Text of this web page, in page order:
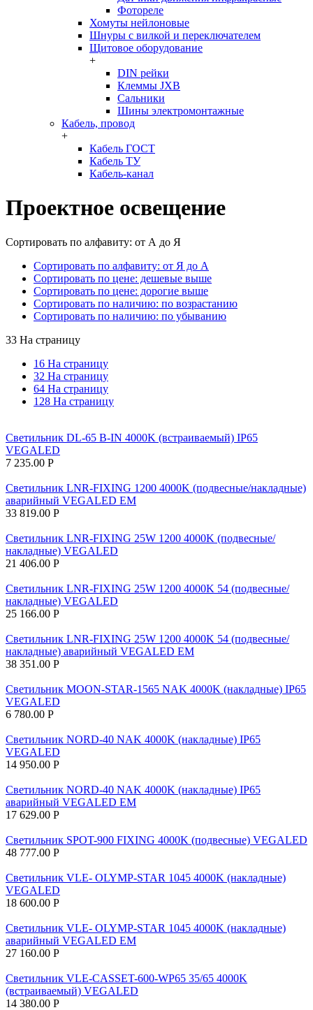
Фотореле
Хомуты нейлоновые
Шнуры с вилкой и переключателем
Щитовое оборудование
+
DIN рейки
Клеммы JXB
Сальники
Шины электромонтажные
Кабель, провод
+
Кабель ГОСТ
Кабель ТУ
Кабель-канал
Проектное освещение
Сортировать по алфавиту: от А до Я
Сортировать по алфавиту: от Я до А
Сортировать по цене: дешевые выше
Сортировать по цене: дорогие выше
Сортировать по наличию: по возрастанию
Сортировать по наличию: по убыванию
33 На страницу
16 На страницу
32 На страницу
64 На страницу
128 На страницу
Светильник DL-65 B-IN 4000K (встраиваемый) IP65
VEGALED
7 235.00 Р
Светильник LNR-FIXING 1200 4000K (подвесные/накладные)
аварийный VEGALED EM
33 819.00 Р
Светильник LNR-FIXING 25W 1200 4000K (подвесные/
накладные) VEGALED
21 406.00 Р
Светильник LNR-FIXING 25W 1200 4000K 54 (подвесные/
накладные) VEGALED
25 166.00 Р
Светильник LNR-FIXING 25W 1200 4000K 54 (подвесные/
накладные) аварийный VEGALED EM
38 351.00 Р
Светильник MOON-STAR-1565 NAK 4000K (накладные) IP65
VEGALED
6 780.00 Р
Светильник NORD-40 NAK 4000K (накладные) IP65
VEGALED
14 950.00 Р
Светильник NORD-40 NAK 4000K (накладные) IP65
аварийный VEGALED EM
17 629.00 Р
Светильник SPOT-900 FIXING 4000K (подвесные) VEGALED
48 777.00 Р
Светильник VLE- OLYMP-STAR 1045 4000K (накладные)
VEGALED
18 600.00 Р
Светильник VLE- OLYMP-STAR 1045 4000K (накладные)
аварийный VEGALED EM
27 160.00 Р
Светильник VLE-CASSET-600-WP65 35/65 4000K
(встраиваемый) VEGALED
14 380.00 Р